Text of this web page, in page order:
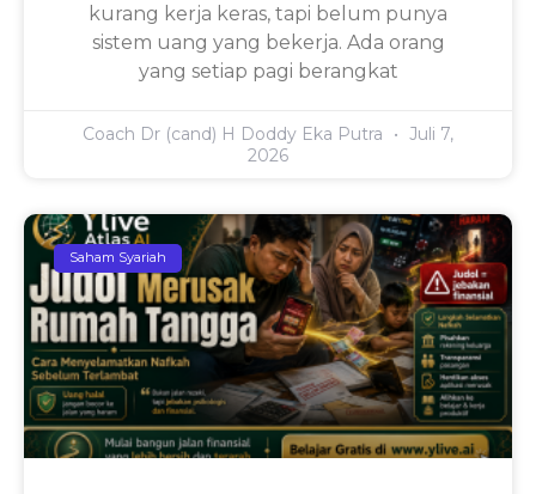
kurang kerja keras, tapi belum punya
sistem uang yang bekerja. Ada orang
yang setiap pagi berangkat
Coach Dr (cand) H Doddy Eka Putra
Juli 7,
2026
Saham Syariah